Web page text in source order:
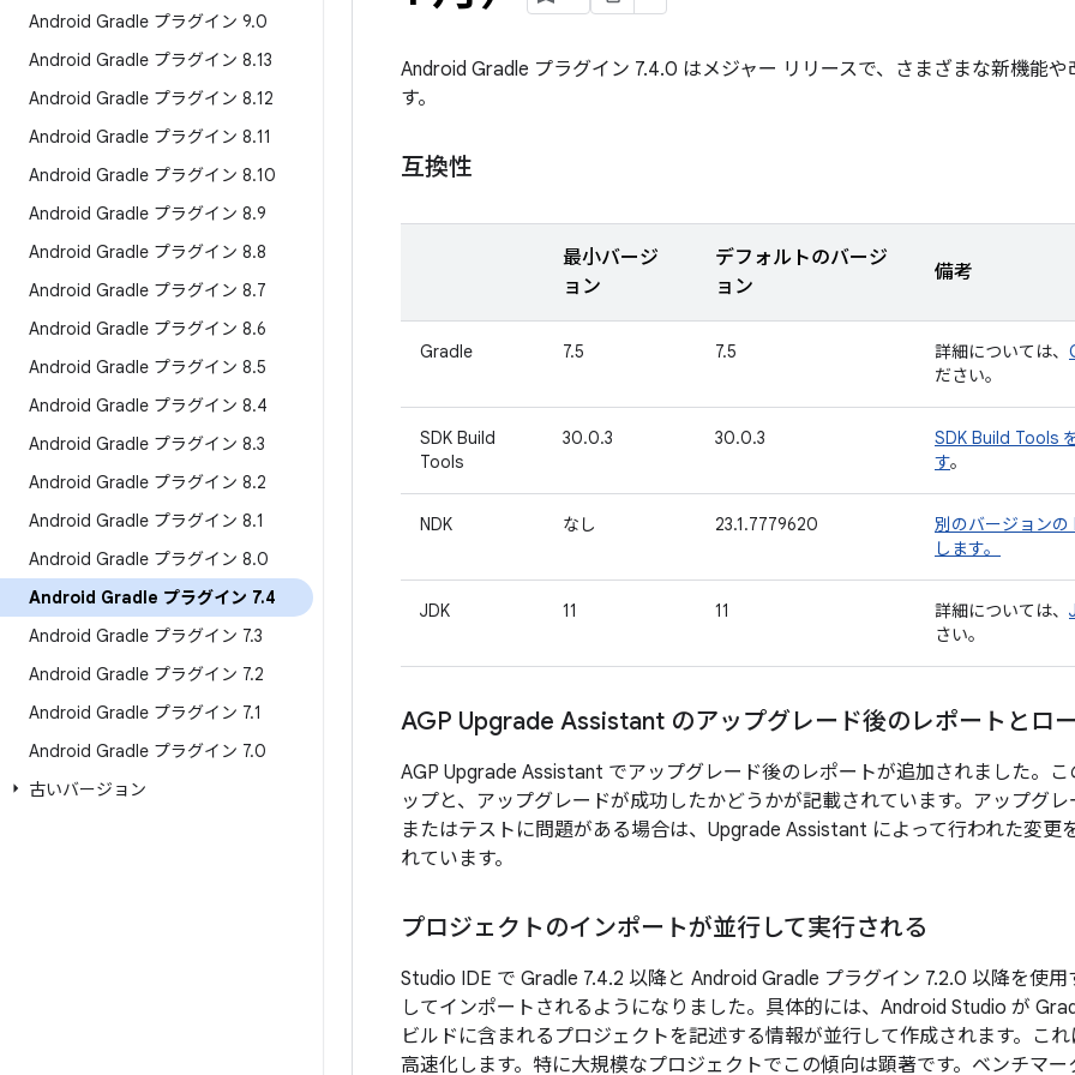
Android Gradle プラグイン 9.0
Android Gradle プラグイン 8.13
Android Gradle プラグイン 8.12
Android Gradle プラグイン 8.11
Android Gradle プラグイン 8.10
Android Gradle プラグイン 8.9
Android Gradle プラグイン 8.8
Android Gradle プラグイン 8.7
Android Gradle プラグイン 8.6
Android Gradle プラグイン 8.5
Android Gradle プラグイン 8.4
Android Gradle プラグイン 8.3
Android Gradle プラグイン 8.2
Android Gradle プラグイン 8.1
Android Gradle プラグイン 8.0
Android Gradle プラグイン 7.4
Android Gradle プラグイン 7.3
Android Gradle プラグイン 7.2
Android Gradle プラグイン 7.1
Android Gradle プラグイン 7.0
古いバージョン
Android Gradle プラグイン 7.4.0 はメジャー リリースで、さまざまな新機能
す。
互換性
最小バージ
ョン
デフォルトのバージ
ョン
備考
Gradle 7.5 7.5 詳細については、
ださい。
SDK Build
Tools
30.0.3 30.0.3
SDK Build Tools
す。
NDK なし 23.1.7779620
別のバージョンの
します。
JDK 11 11 詳細については、
さい。
AGP Upgrade Assistant のアップグレード後のレポートとロ
AGP Upgrade Assistant でアップグレード後のレポートが追加されました。
ップと、アップグレードが成功したかどうかが記載されています。アップグ
またはテストに問題がある場合は、Upgrade Assistant によって行われた変更
れています。
プロジェクトのインポートが並行して実行される
Studio IDE で Gradle 7.4.2 以降と Android Gradle プラグイン 7.2.0 以降を使
してインポートされるようになりました。具体的には、Android Studio が
ビルドに含まれるプロジェクトを記述する情報が並行して作成されます。こ
高速化します。特に大規模なプロジェクトでこの傾向は顕著です。ベンチマ